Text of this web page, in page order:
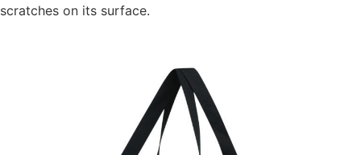
scratches on its surface.